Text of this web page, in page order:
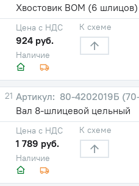
Хвостовик ВОМ (6 шлицов)
Наличие
Цена с НДС
924 руб.
К схеме
21
80-4202019Б
Вал 8-шлицевой цельный
Наличие
Цена с НДС
1 789 руб.
К схеме